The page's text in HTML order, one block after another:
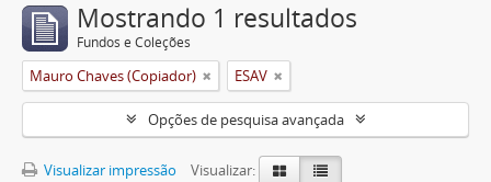
Mostrando 1 resultados
Fundos e Coleções
Mauro Chaves (Copiador) ESAV
Opções de pesquisa avançada
Visualizar impressão
Visualizar: